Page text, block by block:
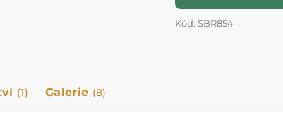
Kód: SBR854
(1) Galerie (8)